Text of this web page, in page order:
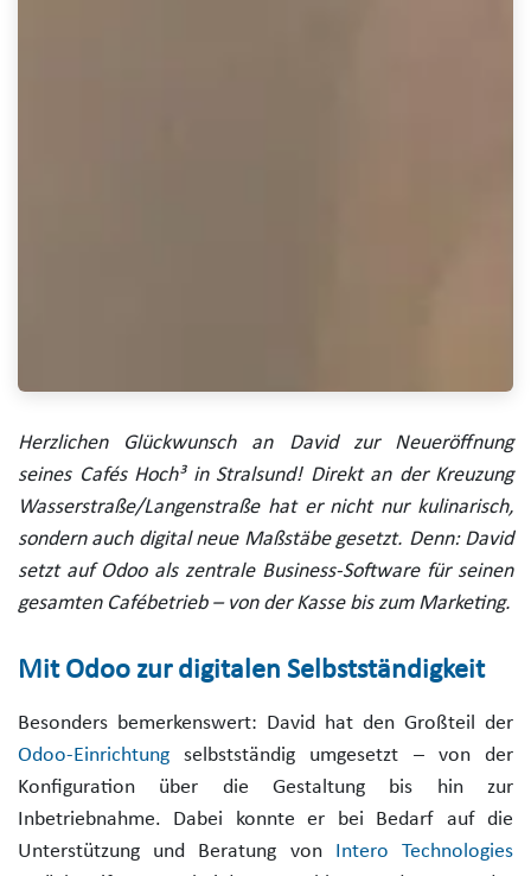
Herzlichen Glückwunsch an David zur Neueröffnung
seines Cafés Hoch³ in Stralsund! Direkt an der Kreuzung
Wasserstraße/Langenstraße hat er nicht nur kulinarisch,
sondern auch digital neue Maßstäbe gesetzt. Denn: David
setzt auf Odoo als zentrale Business-Software für seinen
gesamten Cafébetrieb – von der Kasse bis zum Marketing.
Mit Odoo zur digitalen Selbstständigkeit
Besonders bemerkenswert: David hat den Großteil der
Odoo-Einrichtung selbstständig umgesetzt – von der
Konfiguration über die Gestaltung bis hin zur
Inbetriebnahme. Dabei konnte er bei Bedarf auf die
Unterstützung und Beratung von Intero Technologies